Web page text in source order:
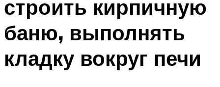
строить кирпичную
баню, выполнять
кладку вокруг печи